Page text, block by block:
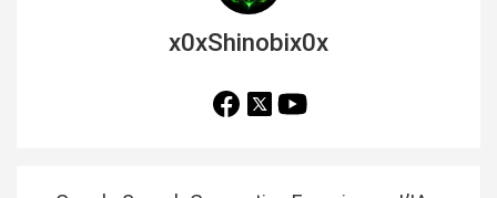
x0xShinobix0x